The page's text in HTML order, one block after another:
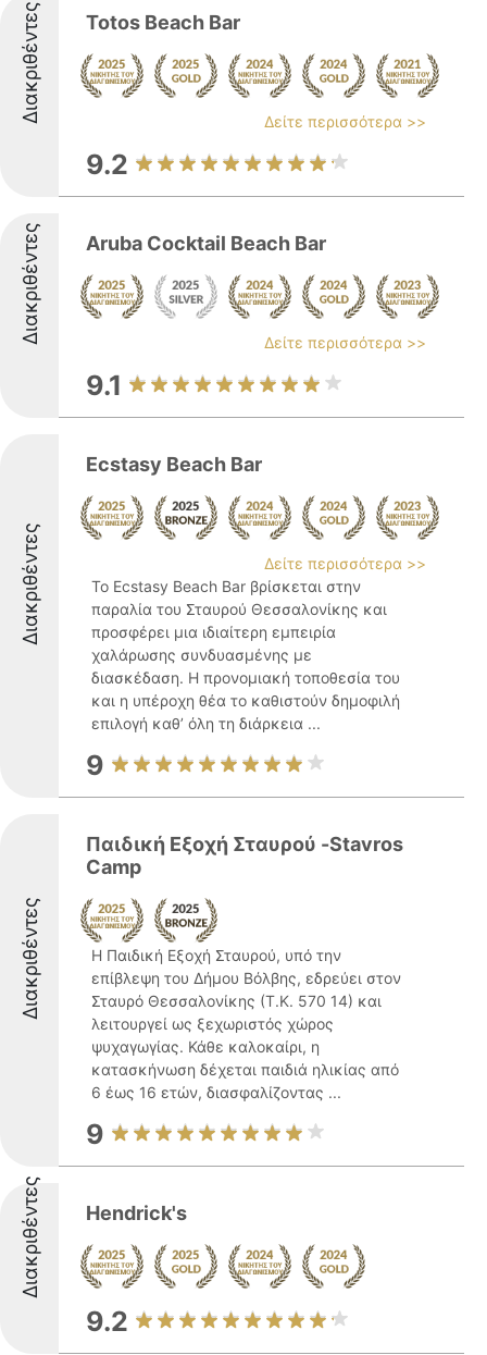
Διακριθέντες Totos Beach Bar
Δείτε περισσότερα >>
9.2
Διακριθέντες Aruba Cocktail Beach Bar
Δείτε περισσότερα >>
9.1
Διακριθέντες
Ecstasy Beach Bar
Δείτε περισσότερα >>
Το Ecstasy Beach Bar βρίσκεται στην
παραλία του Σταυρού Θεσσαλονίκης και
προσφέρει μια ιδιαίτερη εμπειρία
χαλάρωσης συνδυασμένης με
διασκέδαση. Η προνομιακή τοποθεσία του
και η υπέροχη θέα το καθιστούν δημοφιλή
επιλογή καθ’ όλη τη διάρκεια ...
9
Διακριθέντες
Παιδική Εξοχή Σταυρού -Stavros
Camp
Η Παιδική Εξοχή Σταυρού, υπό την
επίβλεψη του Δήμου Βόλβης, εδρεύει στον
Σταυρό Θεσσαλονίκης (Τ.Κ. 570 14) και
λειτουργεί ως ξεχωριστός χώρος
ψυχαγωγίας. Κάθε καλοκαίρι, η
κατασκήνωση δέχεται παιδιά ηλικίας από
6 έως 16 ετών, διασφαλίζοντας ...
9
Διακριθέντες Hendrick's
9.2